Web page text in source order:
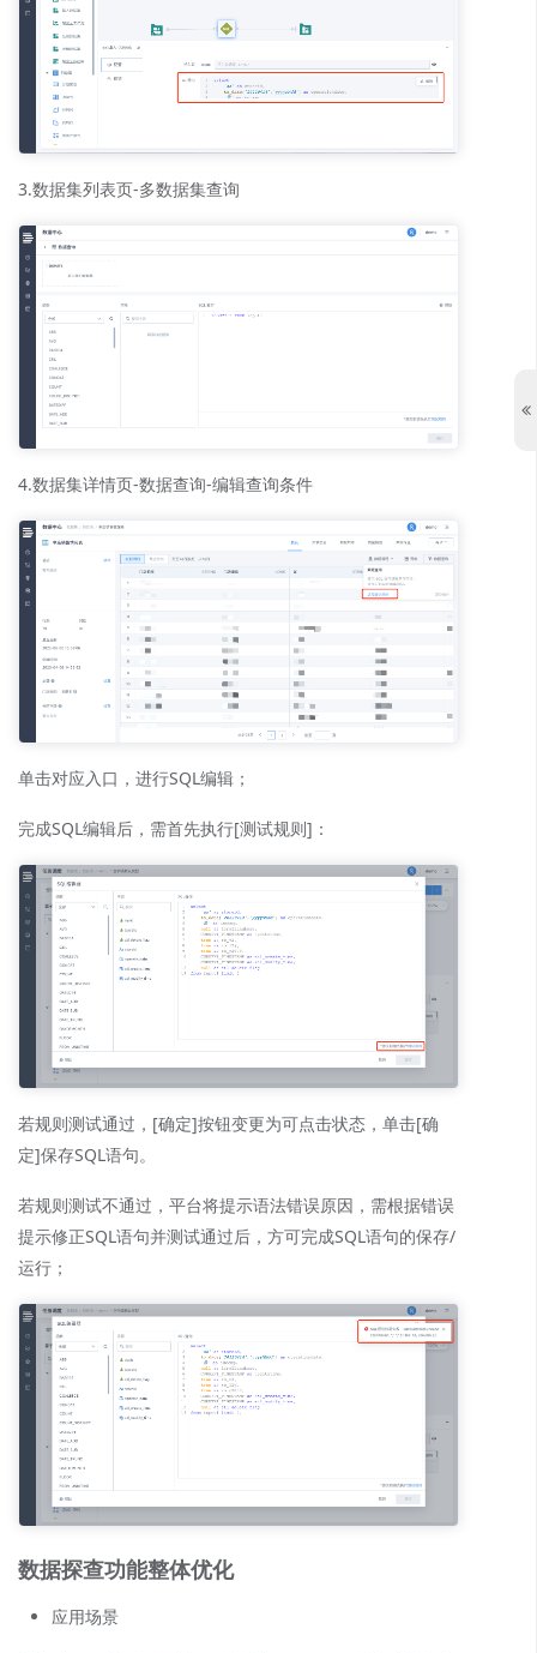
3.数据集列表页-多数据集查询
4.数据集详情页-数据查询-编辑查询条件
单击对应入口，进行SQL编辑；
完成SQL编辑后，需首先执行[测试规则]：
若规则测试通过，[确定]按钮变更为可点击状态，单击[确
定]保存SQL语句。
若规则测试不通过，平台将提示语法错误原因，需根据错误
提示修正SQL语句并测试通过后，方可完成SQL语句的保存/
运行；
数据探查功能整体优化
应用场景